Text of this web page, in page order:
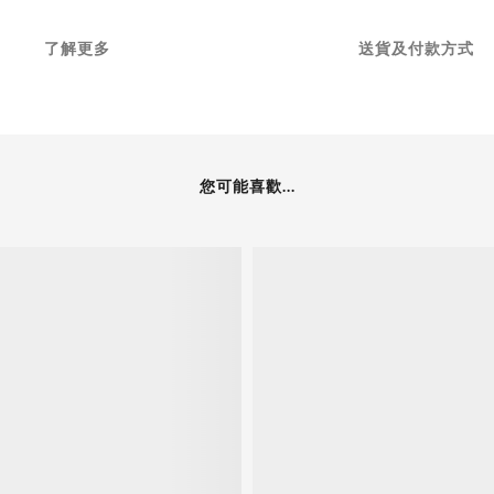
了解更多 送貨及付款方式
您可能喜歡...